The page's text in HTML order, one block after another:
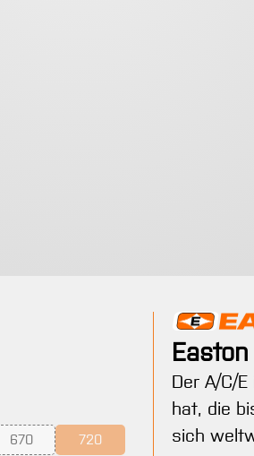
nicht verfügbar.)
nicht verfügbar.)
ist zurzeit nicht verfügbar.)
670
(Diese Option ist zurzeit nicht verfügbar.)
720
(Diese Option ist zurzeit nicht
Der A/C/
hat, die
sich